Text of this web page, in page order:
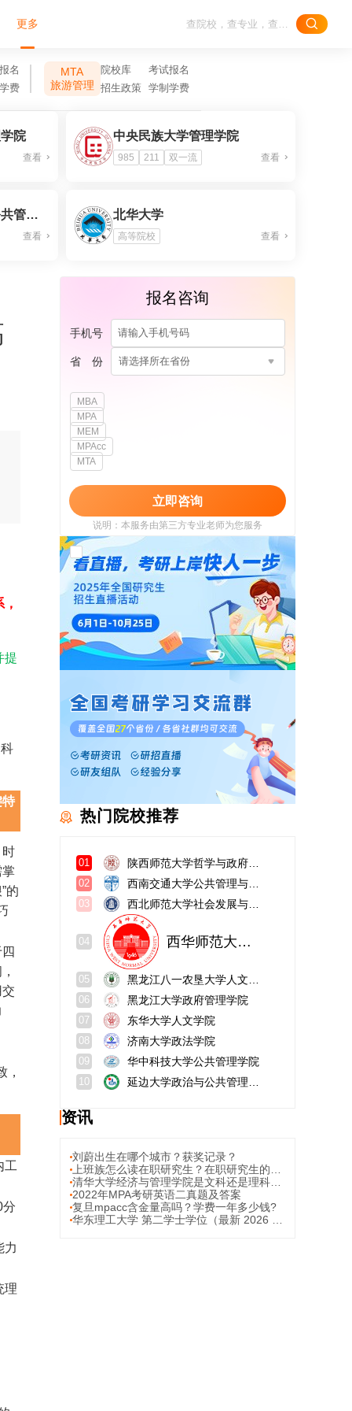
更多
名
费
MTA
旅游管理
院校库
考试报名
招生政策
学制学费
院
查看
中央民族大学管理学院
985 211 双一流 查看
电子科技大学政治与公共管理学院
查看
北华大学
高等院校 查看
提
掌
的
，
工
分
力
理
报名咨询
手机号
省 份 请选择所在省份
MBA
MPA
MEM
MPAcc
MTA
立即咨询
说明：本服务由第三方专业老师为您服务
我已阅读并同意 《用户政策》
《用户服务
使用协议》
热门院校推荐
01
02
03
04 西华师范大学管理学院
05
06 黑龙江大学政府管理学院
07 东华大学人文学院
08 济南大学政法学院
09 华中科技大学公共管理学院
10
资讯
刘蔚出生在哪个城市？获奖记录？
2022年MPA考研英语二真题及答案
复旦mpacc含金量高吗？学费一年多少钱?